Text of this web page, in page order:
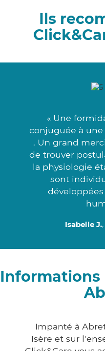
Ils
« Une
conjuguée à
. Un grand
de trouver
la physiologie
sont
Isabelle J.
Impanté à
Isère et sur